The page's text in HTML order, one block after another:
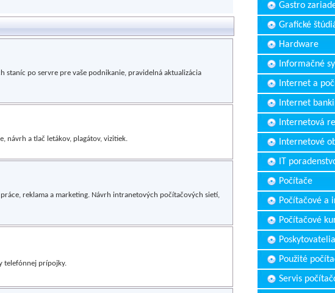
staníc po servre pre vaše podnikanie, pravidelná aktualizácia
návrh a tlač letákov, plagátov, vizitiek.
reklama a marketing. Návrh intranetových počítačových sietí,
telefónnej prípojky.
Gastro
Grafické
Hardware
Informačné
Internet a
Internet
Internetová
Internetové
IT
Počítače
Počítačové a
Počítačové
Použité
Servis